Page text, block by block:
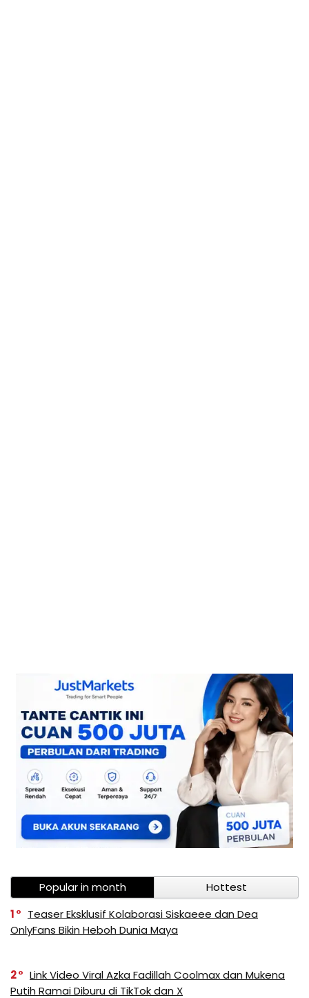
Popular in month
Hottest
1
Teaser Eksklusif Kolaborasi Siskaeee dan Dea
OnlyFans Bikin Heboh Dunia Maya
2
Link Video Viral Azka Fadillah Coolmax dan Mukena
Putih Ramai Diburu di TikTok dan X